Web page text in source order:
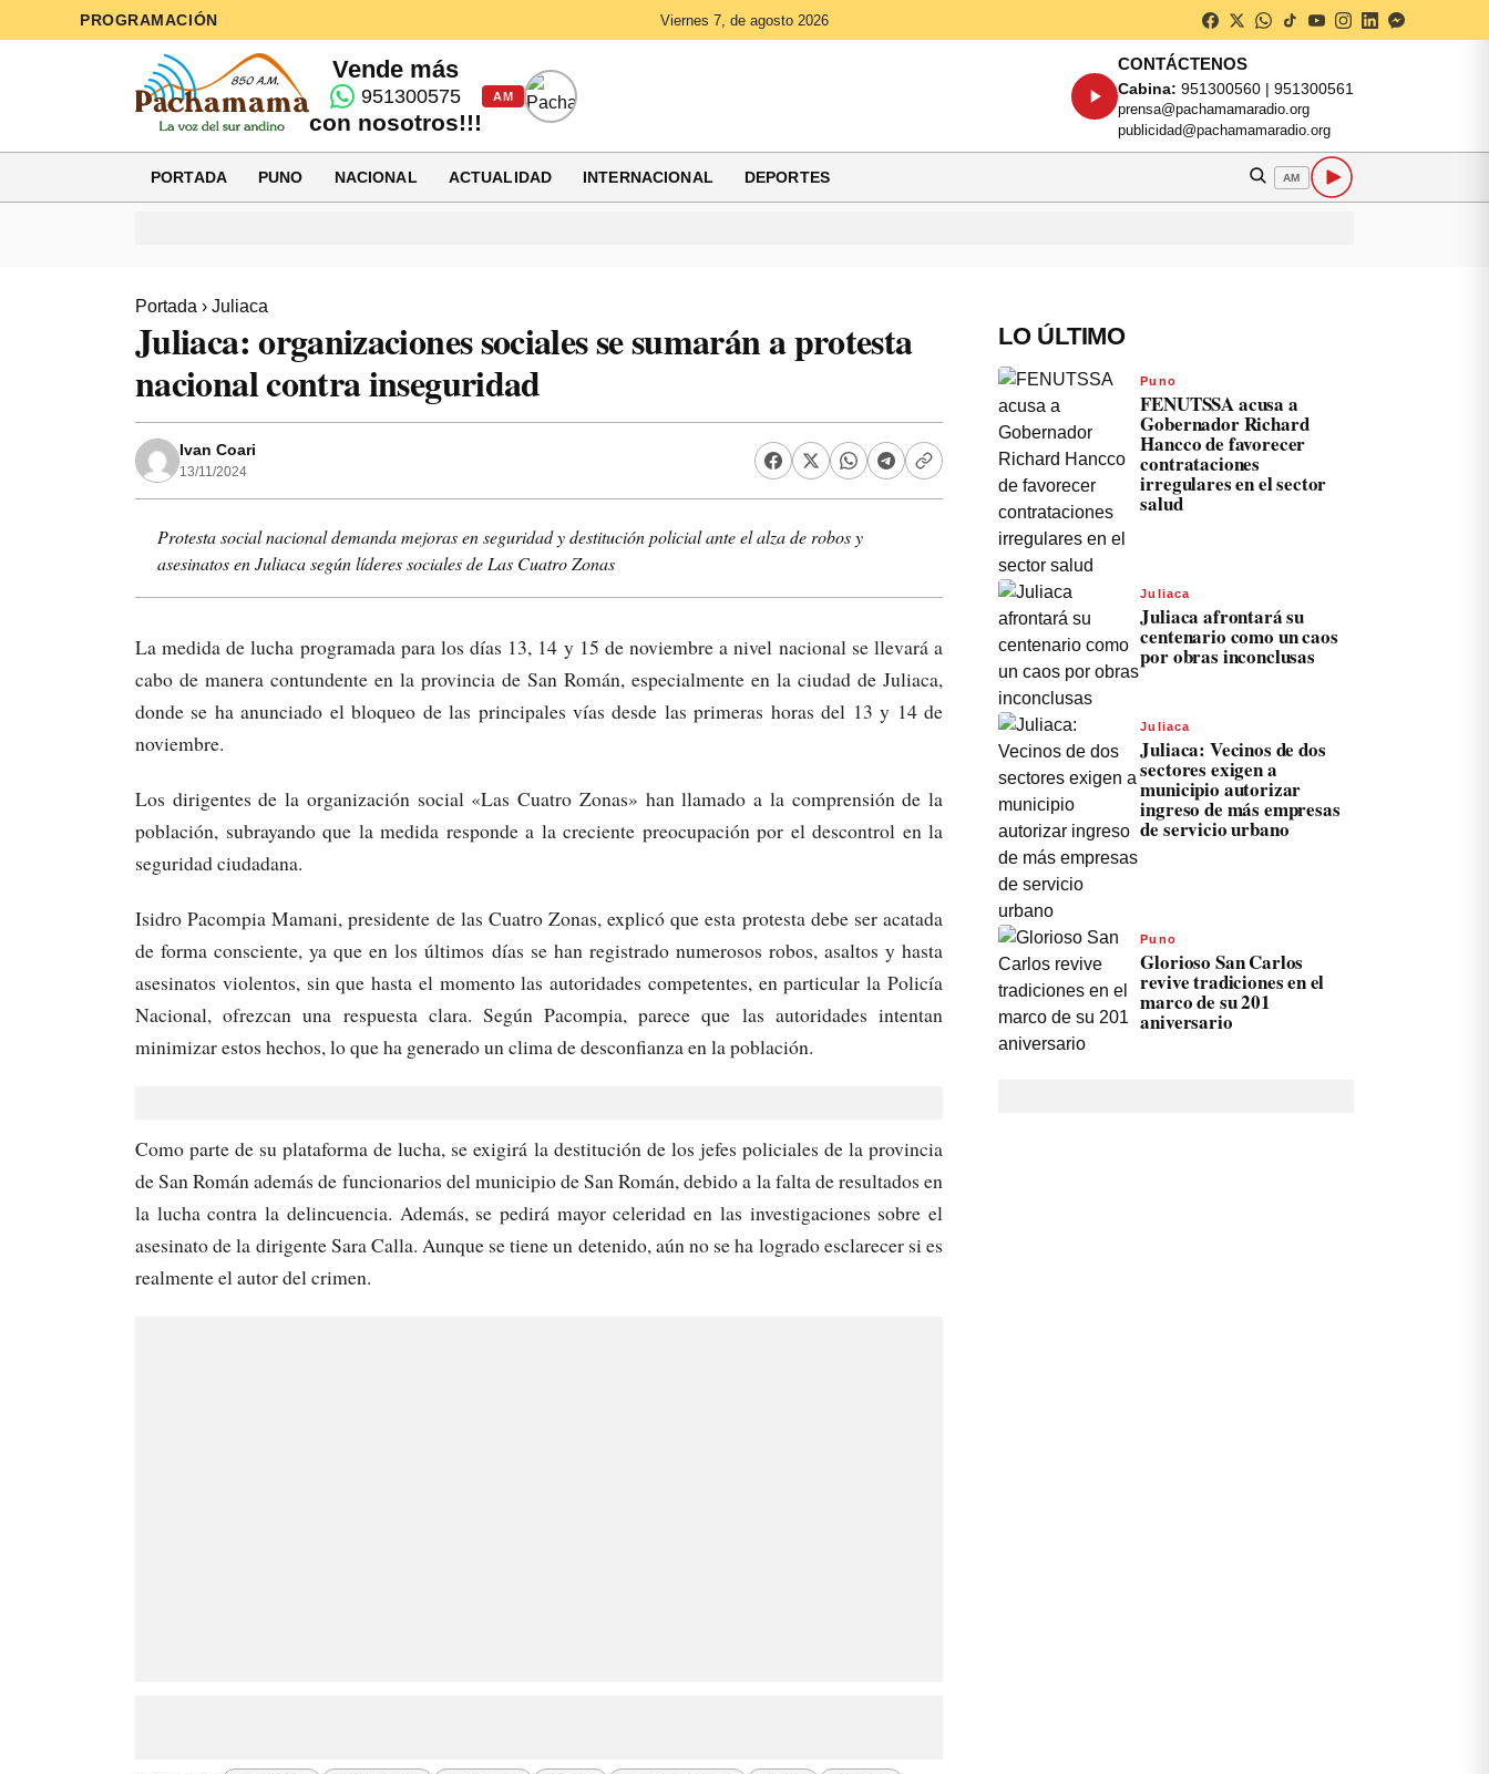
PROGRAMACIÓN Viernes 7, de agosto 2026
Vende más
951300575
con nosotros!!!
AM
CONTÁCTENOS
Cabina: 951300560 | 951300561
prensa@pachamamaradio.org
publicidad@pachamamaradio.org
PORTADA PUNO NACIONAL ACTUALIDAD INTERNACIONAL DEPORTES AM
Portada › Juliaca
Juliaca: organizaciones sociales se sumarán a protesta
nacional contra inseguridad
Ivan Coari
13/11/2024
Protesta social nacional demanda mejoras en seguridad y destitución policial ante el alza de robos y
asesinatos en Juliaca según líderes sociales de Las Cuatro Zonas
La medida de lucha programada para los días 13, 14 y 15 de noviembre a nivel nacional se llevará a
cabo de manera contundente en la provincia de San Román, especialmente en la ciudad de Juliaca,
donde se ha anunciado el bloqueo de las principales vías desde las primeras horas del 13 y 14 de
noviembre.
Los dirigentes de la organización social «Las Cuatro Zonas» han llamado a la comprensión de la
población, subrayando que la medida responde a la creciente preocupación por el descontrol en la
seguridad ciudadana.
Isidro Pacompia Mamani, presidente de las Cuatro Zonas, explicó que esta protesta debe ser acatada
de forma consciente, ya que en los últimos días se han registrado numerosos robos, asaltos y hasta
asesinatos violentos, sin que hasta el momento las autoridades competentes, en particular la Policía
Nacional, ofrezcan una respuesta clara. Según Pacompia, parece que las autoridades intentan
minimizar estos hechos, lo que ha generado un clima de desconfianza en la población.
Como parte de su plataforma de lucha, se exigirá la destitución de los jefes policiales de la provincia
de San Román además de funcionarios del municipio de San Román, debido a la falta de resultados en
la lucha contra la delincuencia. Además, se pedirá mayor celeridad en las investigaciones sobre el
asesinato de la dirigente Sara Calla. Aunque se tiene un detenido, aún no se ha logrado esclarecer si es
realmente el autor del crimen.
LO ÚLTIMO
Puno
FENUTSSA acusa a
Gobernador Richard
Hancco de favorecer
contrataciones
irregulares en el sector
salud
Juliaca
Juliaca afrontará su
centenario como un caos
por obras inconclusas
Juliaca
Juliaca: Vecinos de dos
sectores exigen a
municipio autorizar
ingreso de más empresas
de servicio urbano
Puno
Glorioso San Carlos
revive tradiciones en el
marco de su 201
aniversario